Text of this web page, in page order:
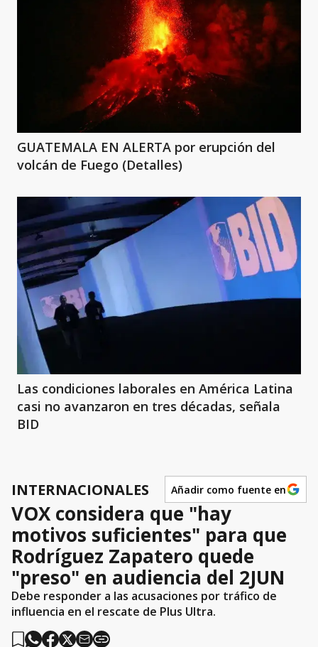
GUATEMALA EN ALERTA por erupción del
volcán de Fuego (Detalles)
Las condiciones laborales en América Latina
casi no avanzaron en tres décadas, señala
BID
INTERNACIONALES Añadir como fuente en
VOX considera que "hay
motivos suficientes" para que
Rodríguez Zapatero quede
"preso" en audiencia del 2JUN
Debe responder a las acusaciones por tráfico de
influencia en el rescate de Plus Ultra.